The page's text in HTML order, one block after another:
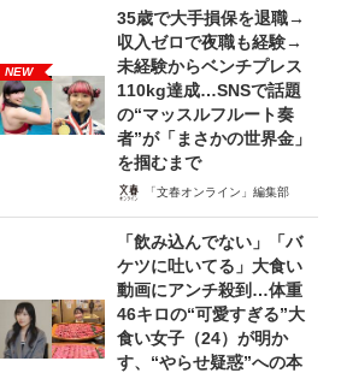
NEW
35歳で大手損保を退職→
収入ゼロで夜職も経験→
未経験からベンチプレス
110kg達成…SNSで話題
の“マッスルフルート奏
者”が「まさかの世界金」
を掴むまで
「文春オンライン」編集部
「飲み込んでない」「バ
ケツに吐いてる」大食い
動画にアンチ殺到…体重
46キロの“可愛すぎる”大
食い女子（24）が明か
す、“やらせ疑惑”への本